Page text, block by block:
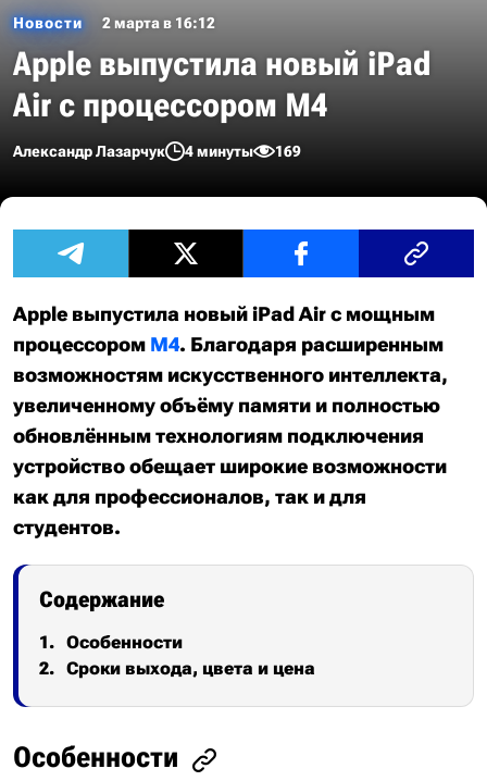
Новости 2 марта в 16:12
Apple выпустила новый iPad
Air с процессором M4
Александр Лазарчук 4 минуты 169
Apple выпустила новый iPad Air с мощным
процессором M4. Благодаря расширенным
возможностям искусственного интеллекта,
увеличенному объёму памяти и полностью
обновлённым технологиям подключения
устройство обещает широкие возможности
как для профессионалов, так и для
студентов.
Содержание
Особенности
Сроки выхода, цвета и цена
Особенности